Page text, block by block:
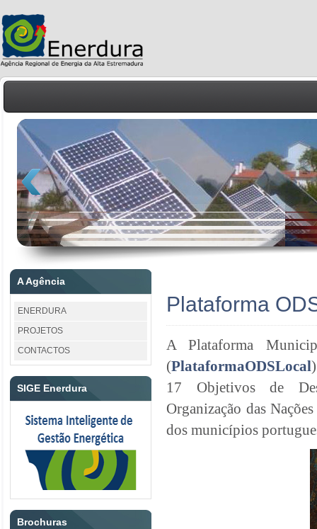
A Agência
ENERDURA
PROJETOS
CONTACTOS
SIGE Enerdura
Brochuras
Plataforma
A Plataforma
(PlataformaODSLocal
17 Objetivos de
Organização das
dos municípios